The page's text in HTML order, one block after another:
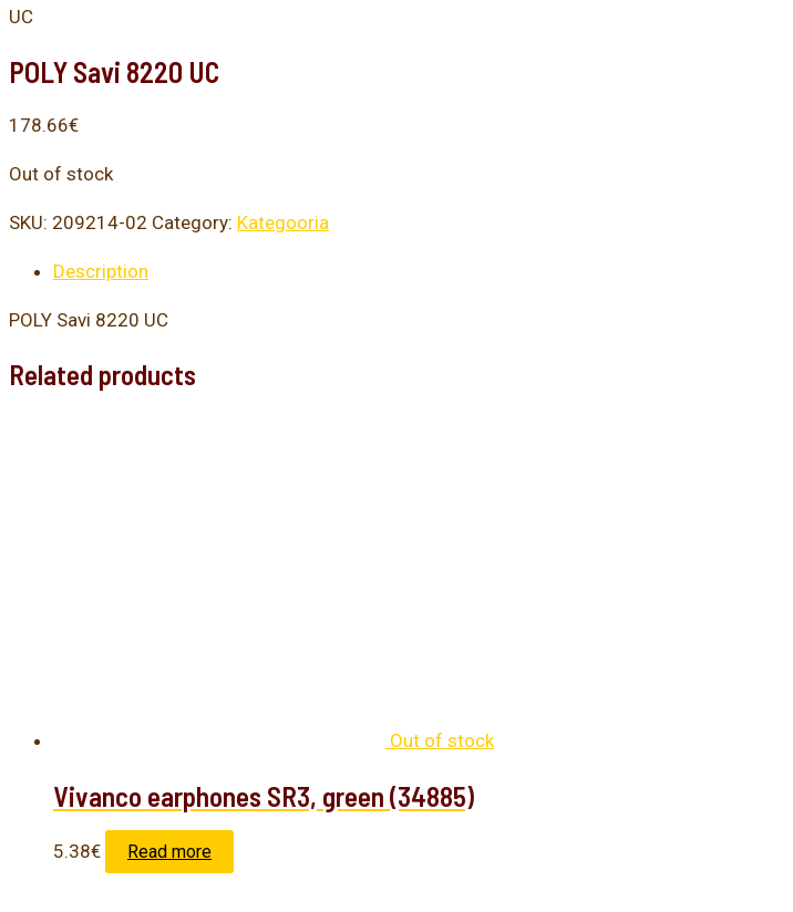
UC
POLY Savi 8220 UC
178.66€
Out of stock
SKU: 209214-02 Category: Kategooria
Description
POLY Savi 8220 UC
Related products
Out of stock
Vivanco earphones SR3, green (34885)
5.38€ Read more